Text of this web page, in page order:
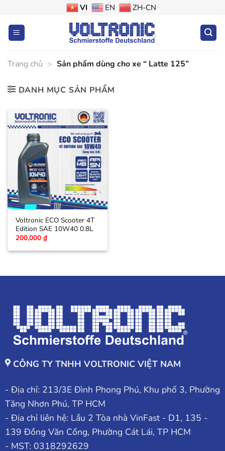
dung
VI EN ZH-CN
Trang chủ > Sản phẩm dùng cho xe “ Latte 125”
DANH MỤC SẢN PHẨM
Voltronic ECO Scooter 4T
Edition SAE 10W40 0.8L
200,000₫
CÔNG TY TNHH VOLTRONIC VIỆT NAM
- Địa chỉ: 213/3E Đình Phong Phú, Khu phố 3, Phường
Tăng Nhơn Phú, TP HCM
- Địa chỉ liên hệ: Lầu 2 Tòa nhà VinFast - D1, 135 -
139 Đồng Văn Cống, Phường Cát Lái, TP HCM
- MST: 0318292629